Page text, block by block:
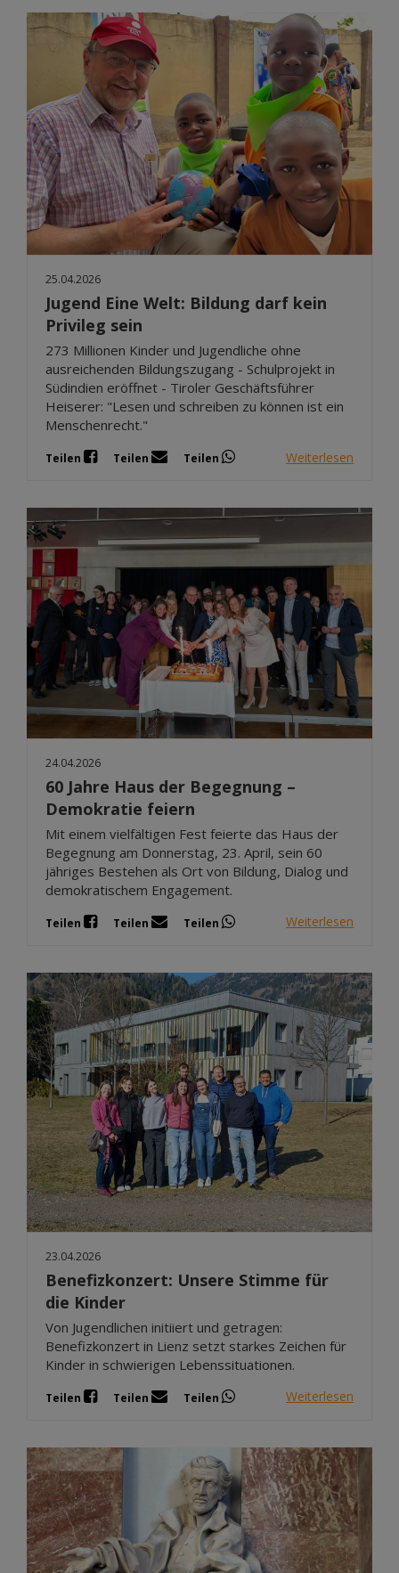
25.04.2026
Jugend Eine Welt: Bildung darf kein
Privileg sein
273 Millionen Kinder und Jugendliche ohne
ausreichenden Bildungszugang - Schulprojekt in
Südindien eröffnet - Tiroler Geschäftsführer
Heiserer: "Lesen und schreiben zu können ist ein
Menschenrecht."
Teilen Teilen Teilen Weiterlesen
24.04.2026
60 Jahre Haus der Begegnung –
Demokratie feiern
Mit einem vielfältigen Fest feierte das Haus der
Begegnung am Donnerstag, 23. April, sein 60
jähriges Bestehen als Ort von Bildung, Dialog und
demokratischem Engagement.
Teilen Teilen Teilen Weiterlesen
23.04.2026
Benefizkonzert: Unsere Stimme für
die Kinder
Von Jugendlichen initiiert und getragen:
Benefizkonzert in Lienz setzt starkes Zeichen für
Kinder in schwierigen Lebenssituationen.
Teilen Teilen Teilen Weiterlesen